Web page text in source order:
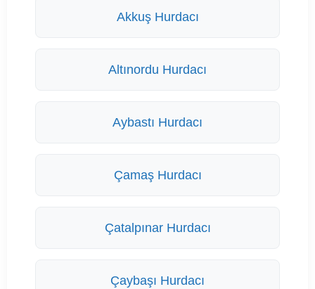
Akkuş Hurdacı
Altınordu Hurdacı
Aybastı Hurdacı
Çamaş Hurdacı
Çatalpınar Hurdacı
Çaybaşı Hurdacı